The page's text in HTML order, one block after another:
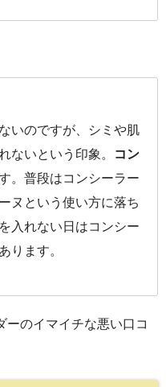
いのですが、シミや肌
ないという印象。
コン
。普段はコンシーラー
ヌという使い方に落ち
入れない日はコンシー
ります。
ーのイマイチな悪い口コ